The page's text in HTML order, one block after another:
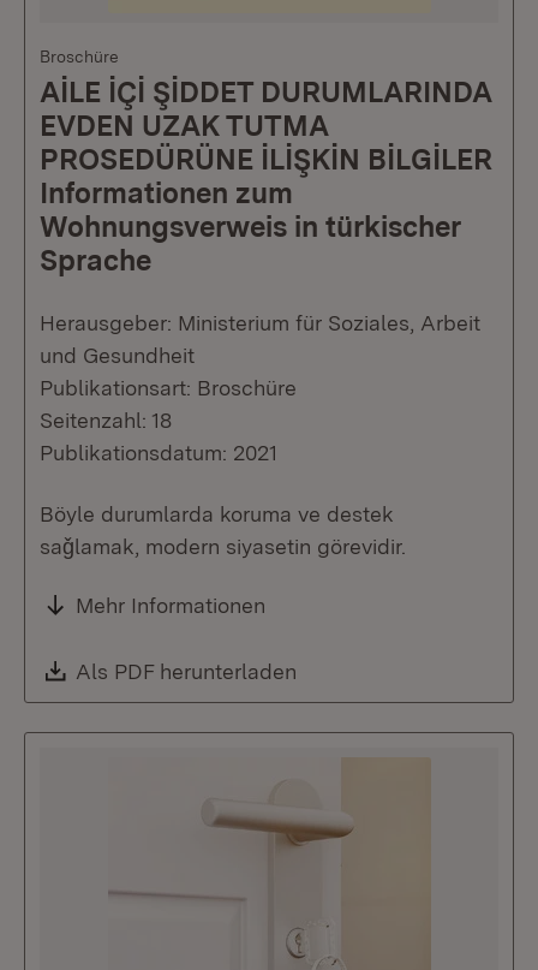
Broschüre
AİLE İÇİ ŞİDDET DURUMLARINDA
EVDEN UZAK TUTMA
PROSEDÜRÜNE İLİŞKİN BİLGİLER
Informationen zum
Wohnungsverweis in türkischer
Sprache
Herausgeber: Ministerium für Soziales, Arbeit
und Gesundheit
Publikationsart: Broschüre
Seitenzahl: 18
Publikationsdatum: 2021
Böyle durumlarda koruma ve destek
saǧlamak, modern siyasetin görevidir.
Mehr Informationen
Download:
Als PDF herunterladen